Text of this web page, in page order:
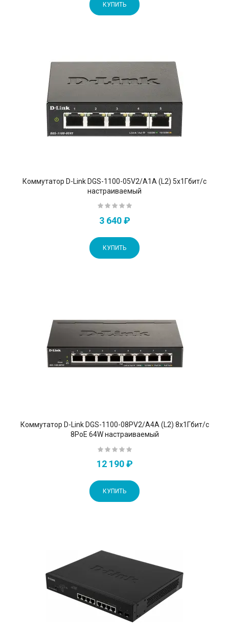
КУПИТЬ
Коммутатор D-Link DGS-1100-05V2/A1A (L2) 5x1Гбит/с
настраиваемый
3 640 ₽
КУПИТЬ
Коммутатор D-Link DGS-1100-08PV2/A4A (L2) 8x1Гбит/с
8PoE 64W настраиваемый
12 190 ₽
КУПИТЬ